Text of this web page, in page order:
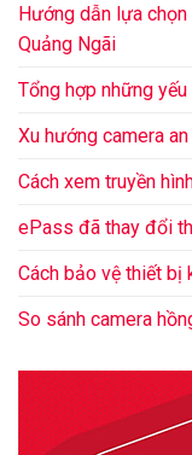
Hướng dẫn lựa
Quảng Ngãi
Tổng hợp những
Xu hướng camera
Cách xem truyền
ePass đã thay đổi
Cách bảo vệ thiết bị
So sánh camera